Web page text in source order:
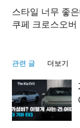
스타일 너무 좋
쿠페 크로스오버
관련 글 더보기